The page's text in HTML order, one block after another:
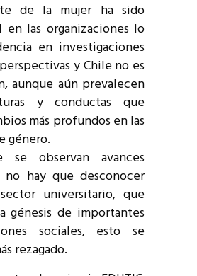
de la mujer ha sido
en las organizaciones lo
en investigaciones
y Chile no es
aunque aún prevalecen
y conductas que
más profundos en las
género.
se observan avances
no hay que desconocer
universitario, que
génesis de importantes
sociales, esto se
rezagado.